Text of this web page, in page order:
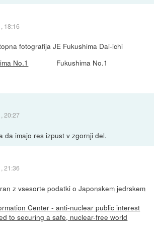
18:16
fotografija JE Fukushima Dai-ichi
Fukushima No.1
20:27
da imajo res izpust v zgornji del.
21:36
z vsesorte podatki o Japonskem jedrskem
Center - anti-nuclear public interest
to securing a safe, nuclear-free world